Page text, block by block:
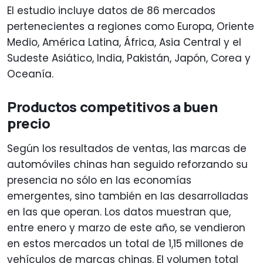
El estudio incluye datos de 86 mercados
pertenecientes a regiones como Europa, Oriente
Medio, América Latina, África, Asia Central y el
Sudeste Asiático, India, Pakistán, Japón, Corea y
Oceanía.
Productos competitivos a buen
precio
Según los resultados de ventas, las marcas de
automóviles chinas han seguido reforzando su
presencia no sólo en las economías
emergentes, sino también en las desarrolladas
en las que operan. Los datos muestran que,
entre enero y marzo de este año, se vendieron
en estos mercados un total de 1,15 millones de
vehículos de marcas chinas. El volumen total